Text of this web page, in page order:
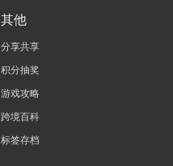
其他
分享共享
积分抽奖
游戏攻略
跨境百科
标签存档